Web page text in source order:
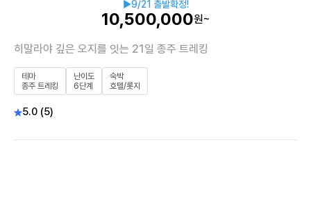
▶9/21 출발확정!
10,500,000원~
히말라야 깊은 오지를 잇는 21일 종주 트레킹
테마
종주 트레킹
난이도
6단계
숙박
호텔/롯지
5.0 (5)